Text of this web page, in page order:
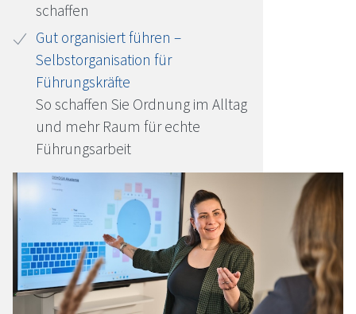
schaffen
Gut organisiert führen –
Selbstorganisation für
Führungskräfte
So schaffen Sie Ordnung im Alltag
und mehr Raum für echte
Führungsarbeit